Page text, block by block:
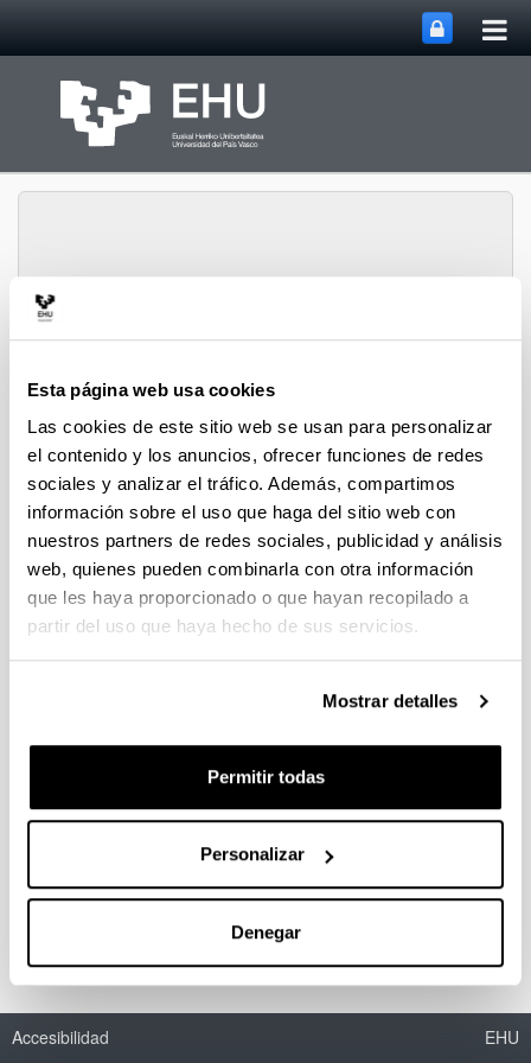
Esta página web usa cookies
Las cookies de este sitio web se usan para personalizar
el contenido y los anuncios, ofrecer funciones de redes
sociales y analizar el tráfico. Además, compartimos
información sobre el uso que haga del sitio web con
nuestros partners de redes sociales, publicidad y análisis
web, quienes pueden combinarla con otra información
que les haya proporcionado o que hayan recopilado a
partir del uso que haya hecho de sus servicios.
Mostrar detalles
Permitir todas
Personalizar
Denegar
Población y Patrimonio
Hiri-Historia
El distrito minero de Triano: un
lugar donde habita el olvido
Autoría:
2001
500 años de minería y 75 de funicular. Pérez
Trápaga, Ayuntamiento de Trápaga. 34 páginas.
Accesibilidad EHU